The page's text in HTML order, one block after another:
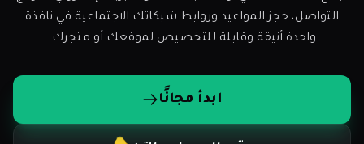
التواصل، حجز المواعيد وروابط شبكاتك الاجتماعية في نافذة
واحدة أنيقة وقابلة للتخصيص لموقعك أو متجرك.
ابدأ مجانًا